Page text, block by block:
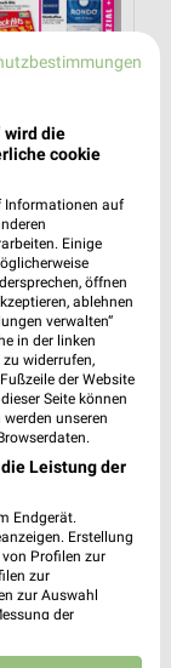
4,7 km
15.07.
wird die
cookie
Informationen auf
Einige
öffnen
ablehnen
verwalten“
in der linken
widerrufen,
der Website
Seite können
unseren
Leistung der
Endgerät.
Erstellung
Profilen zur
zur
zur Auswahl
der
Entwicklung und